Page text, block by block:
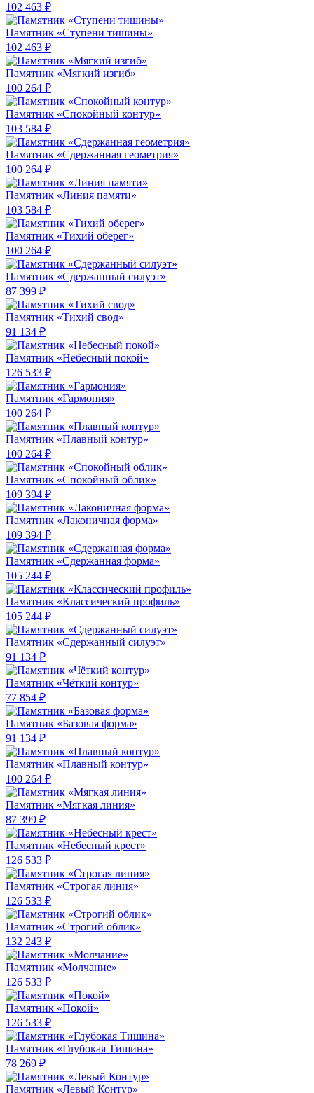
102 463 ₽
Памятник «Ступени тишины»
102 463 ₽
Памятник «Мягкий изгиб»
100 264 ₽
Памятник «Спокойный контур»
103 584 ₽
Памятник «Сдержанная геометрия»
100 264 ₽
Памятник «Линия памяти»
103 584 ₽
Памятник «Тихий оберег»
100 264 ₽
Памятник «Сдержанный силуэт»
87 399 ₽
Памятник «Тихий свод»
91 134 ₽
Памятник «Небесный покой»
126 533 ₽
Памятник «Гармония»
100 264 ₽
Памятник «Плавный контур»
100 264 ₽
Памятник «Спокойный облик»
109 394 ₽
Памятник «Лаконичная форма»
109 394 ₽
Памятник «Сдержанная форма»
105 244 ₽
Памятник «Классический профиль»
105 244 ₽
Памятник «Сдержанный силуэт»
91 134 ₽
Памятник «Чёткий контур»
77 854 ₽
Памятник «Базовая форма»
91 134 ₽
Памятник «Плавный контур»
100 264 ₽
Памятник «Мягкая линия»
87 399 ₽
Памятник «Небесный крест»
126 533 ₽
Памятник «Строгая линия»
126 533 ₽
Памятник «Строгий облик»
132 243 ₽
Памятник «Молчание»
126 533 ₽
Памятник «Покой»
126 533 ₽
Памятник «Глубокая Тишина»
78 269 ₽
Памятник «Левый Контур»